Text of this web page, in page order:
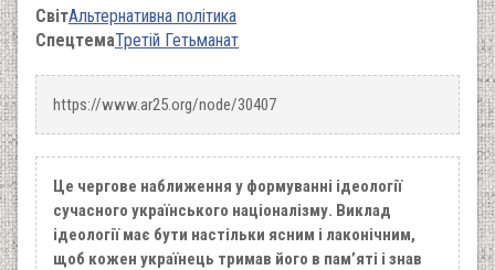
СвітАльтернативна політика
СпецтемаТретій Гетьманат
https://www.ar25.org/node/30407
Це чергове наближення у формуванні ідеології
сучасного українського націоналізму. Виклад
ідеології має бути настільки ясним і лаконічним,
щоб кожен українець тримав його в пам’яті і знав